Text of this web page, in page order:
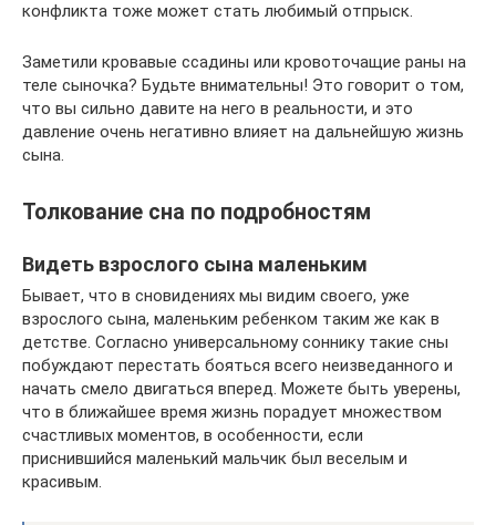
конфликта тоже может стать любимый отпрыск.
Заметили кровавые ссадины или кровоточащие раны на
теле сыночка? Будьте внимательны! Это говорит о том,
что вы сильно давите на него в реальности, и это
давление очень негативно влияет на дальнейшую жизнь
сына.
Толкование сна по подробностям
Видеть взрослого сына маленьким
Бывает, что в сновидениях мы видим своего, уже
взрослого сына, маленьким ребенком таким же как в
детстве. Согласно универсальному соннику такие сны
побуждают перестать бояться всего неизведанного и
начать смело двигаться вперед. Можете быть уверены,
что в ближайшее время жизнь порадует множеством
счастливых моментов, в особенности, если
приснившийся маленький мальчик был веселым и
красивым.